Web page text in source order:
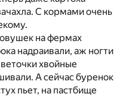
С кормами очень
на фермах
надраивали, аж ногти
хвойные
А сейчас буренок
пьет, на пастбище